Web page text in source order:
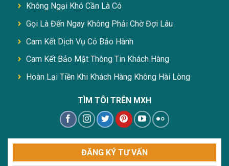
Không Ngại Khó Cần Là Có
Gọi Là Đến Ngay Không Phải Chờ Đợi Lâu
Cam Kết Dịch Vụ Có Bảo Hành
Cam Kết Bảo Mật Thông Tin Khách Hàng
Hoàn Lại Tiền Khi Khách Hàng Không Hài Lòng
TÌM TÔI TRÊN MXH
ĐĂNG KÝ TƯ VẤN